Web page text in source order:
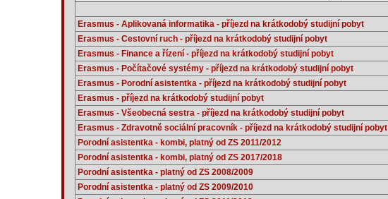
Erasmus - Aplikovaná informatika - příjezd na krátkodobý studijní pobyt
Erasmus - Cestovní ruch - příjezd na krátkodobý studijní pobyt
Erasmus - Finance a řízení - příjezd na krátkodobý studijní pobyt
Erasmus - Počítačové systémy - příjezd na krátkodobý studijní pobyt
Erasmus - Porodní asistentka - příjezd na krátkodobý studijní pobyt
Erasmus - příjezd na krátkodobý studijní pobyt
Erasmus - Všeobecná sestra - příjezd na krátkodobý studijní pobyt
Erasmus - Zdravotně sociální pracovník - příjezd na krátkodobý studijní pobyt
Porodní asistentka - kombi, platný od ZS 2011/2012
Porodní asistentka - kombi, platný od ZS 2017/2018
Porodní asistentka - platný od ZS 2008/2009
Porodní asistentka - platný od ZS 2009/2010